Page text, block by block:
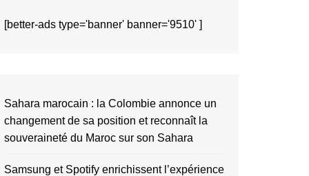
[better-ads type='banner' banner='9510' ]
Sahara marocain : la Colombie annonce un
changement de sa position et reconnaît la
souveraineté du Maroc sur son Sahara
Samsung et Spotify enrichissent l’expérience